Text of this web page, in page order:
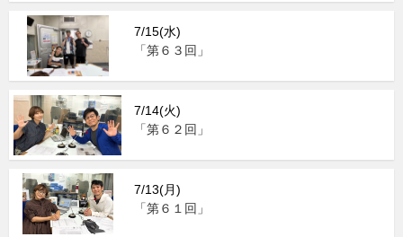
7/15(水)
「第６３回」
7/14(火)
「第６２回」
7/13(月)
「第６１回」